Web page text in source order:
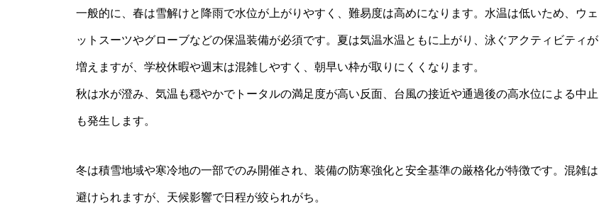
一般的に、春は雪解けと降雨で水位が上がりやすく、難易度は高めになります。水温は低いため、ウェ
ットスーツやグローブなどの保温装備が必須です。夏は気温水温ともに上がり、泳ぐアクティビティが
増えますが、学校休暇や週末は混雑しやすく、朝早い枠が取りにくくなります。
秋は水が澄み、気温も穏やかでトータルの満足度が高い反面、台風の接近や通過後の高水位による中止
も発生します。
冬は積雪地域や寒冷地の一部でのみ開催され、装備の防寒強化と安全基準の厳格化が特徴です。混雑は
避けられますが、天候影響で日程が絞られがち。